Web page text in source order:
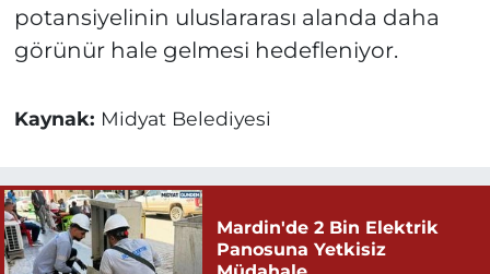
potansiyelinin uluslararası alanda daha
görünür hale gelmesi hedefleniyor.
Kaynak: Midyat Belediyesi
Mardin'de 2 Bin Elektrik
Panosuna Yetkisiz